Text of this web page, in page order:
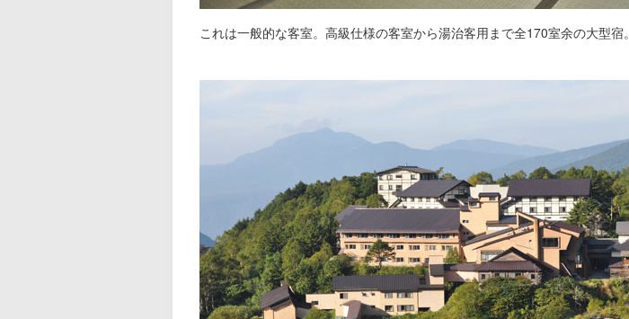
これは一般的な客室。高級仕様の客室から湯治客用まで全170室余の大型宿。